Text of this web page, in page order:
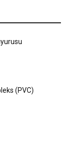
(PVC)